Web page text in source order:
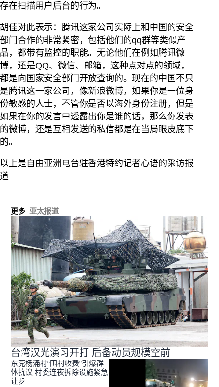
存在扫描用户后台的行为。
胡佳对此表示：腾讯这家公司实际上和中国的安全
部门合作的非常紧密，包括他们的qq群等类似产
品，都带有监控的职能。无论他们在例如腾讯微
博，还是QQ、微信、邮箱，这种点对点的领域，
都是向国家安全部门开放查询的。现在的中国不只
是腾讯这一家公司，像新浪微博，如果你是一位身
份敏感的人士，不管你是否以海外身份注册，但是
如果在你的发言中透露出你是谁的话，那么你发表
的微博，还是互相发送的私信都是在当局眼皮底下
的。
以上是自由亚洲电台驻香港特约记者心语的采访报
道
更多 亚太报道
台湾汉光演习开打 后备动员规模空前
东莞杨涌村“围村收费”引爆群
体抗议 村委连夜拆除设施紧急
让步